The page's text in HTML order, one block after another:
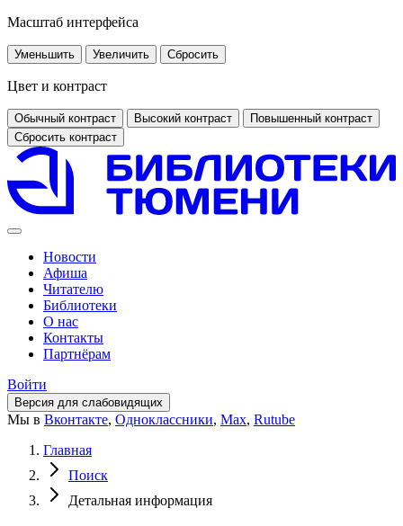
Масштаб интерфейса
Уменьшить Увеличить Сбросить
Цвет и контраст
Обычный контраст Высокий контраст
Повышенный контраст
Сбросить контраст
Новости
Афиша
Читателю
Библиотеки
О нас
Контакты
Партнёрам
Войти
Версия для слабовидящих
Мы в Вконтакте, Одноклассники, Max, Rutube
Главная
Поиск
Детальная информация